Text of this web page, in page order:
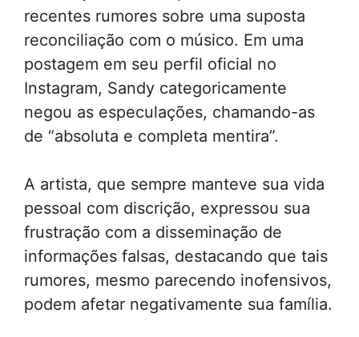
recentes rumores sobre uma suposta
reconciliação com o músico. Em uma
postagem em seu perfil oficial no
Instagram, Sandy categoricamente
negou as especulações, chamando-as
de “absoluta e completa mentira”.
A artista, que sempre manteve sua vida
pessoal com discrição, expressou sua
frustração com a disseminação de
informações falsas, destacando que tais
rumores, mesmo parecendo inofensivos,
podem afetar negativamente sua família.